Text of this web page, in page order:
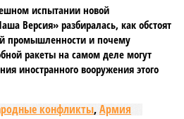
испытании новой
Версия» разбиралась, как обстоят
промышленности и почему
ракеты на самом деле могут
иностранного вооружения этого
конфликты,Армия